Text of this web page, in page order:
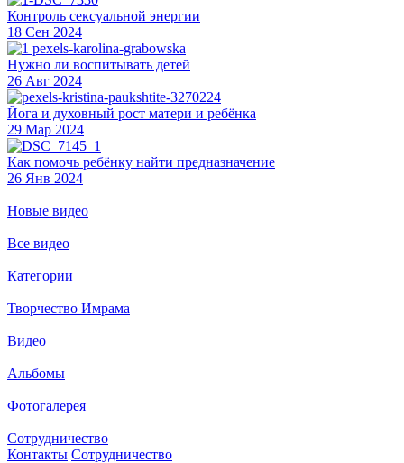
Контроль сексуальной энергии
18 Сен 2024
Нужно ли воспитывать детей
26 Авг 2024
Йога и духовный рост матери и ребёнка
29 Мар 2024
Как помочь ребёнку найти предназначение
26 Янв 2024
Новые видео
Все видео
Категории
Творчество Имрама
Видео
Альбомы
Фотогалерея
Сотрудничество
Контакты Сотрудничество